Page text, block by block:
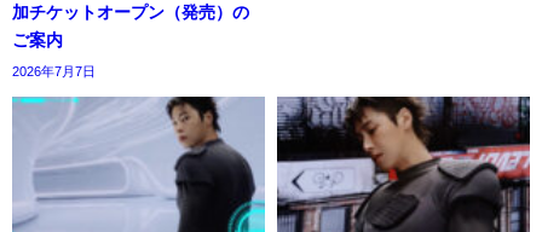
加チケットオープン（発売）の
ご案内
2026年7月7日